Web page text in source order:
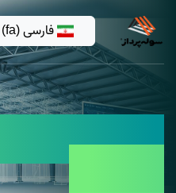
فارسی (fa)
سوالات